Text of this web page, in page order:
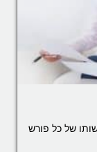
של כל פורש